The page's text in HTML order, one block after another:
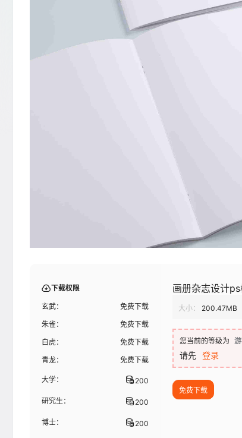
下载权限
玄武：
免费下载
朱雀：
免费下载
白虎：
免费下载
青龙：
免费下载
大学： 200
研究生： 200
博士： 200
画册杂志设计
大小： 200.47MB
您当前的等级为
请先 登录
免费下载